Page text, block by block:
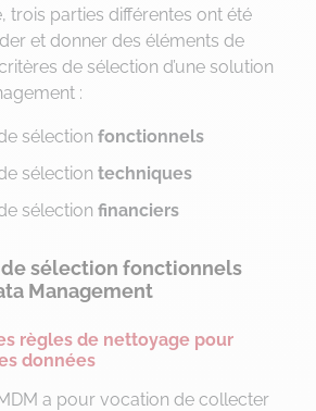
trois parties différentes ont été
et donner des éléments de
de sélection d’une solution
:
sélection fonctionnels
sélection techniques
sélection financiers
de sélection fonctionnels
Management
règles de nettoyage pour
données
a pour vocation de collecter